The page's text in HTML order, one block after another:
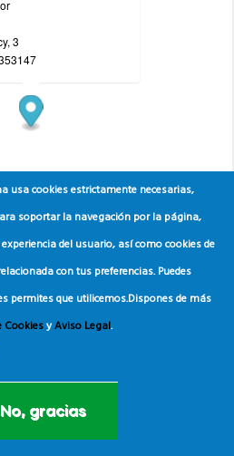
usa cookies estrictamente necesarias,
soportar la navegación por la página,
del usuario, así como cookies de
con tus preferencias. Puedes
permites que utilicemos.Dispones de más
CookiesyAviso Legal.
No, gracias